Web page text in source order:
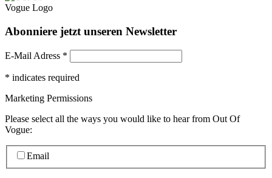
Abonniere jetzt unseren Newsletter
E-Mail Adress *
* indicates required
Marketing Permissions
Please select all the ways you would like to hear from Out Of
Vogue:
Email